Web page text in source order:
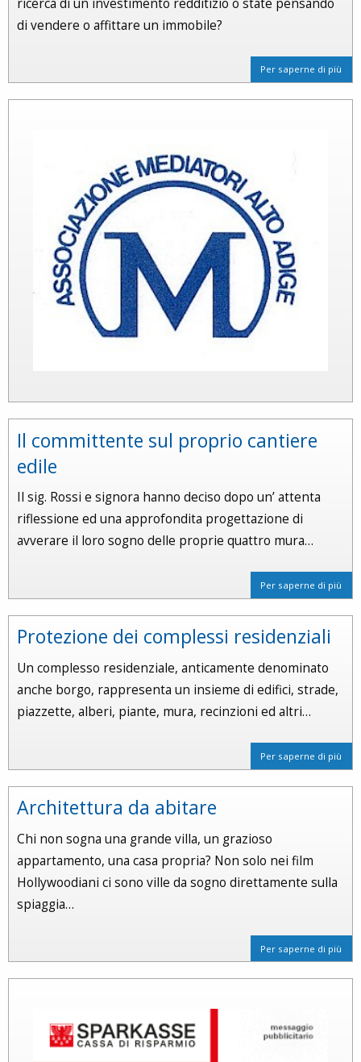
di vendere o affittare un immobile?
Per saperne di più
Il committente sul proprio cantiere
edile
Il sig. Rossi e signora hanno deciso dopo un’ attenta
riflessione ed una approfondita progettazione di
avverare il loro sogno delle proprie quattro mura…
Per saperne di più
Protezione dei complessi residenziali
Un complesso residenziale, anticamente denominato
anche borgo, rappresenta un insieme di edifici, strade,
piazzette, alberi, piante, mura, recinzioni ed altri…
Per saperne di più
Architettura da abitare
Chi non sogna una grande villa, un grazioso
appartamento, una casa propria? Non solo nei film
Hollywoodiani ci sono ville da sogno direttamente sulla
spiaggia…
Per saperne di più